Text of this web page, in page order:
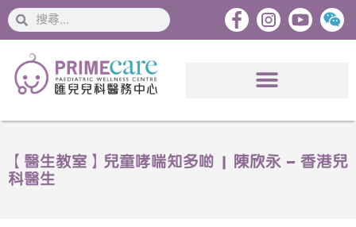
搜
索
搜
索
【醫生教室】兒童哮喘知多啲 | 陳欣永 – 香港兒
科醫生